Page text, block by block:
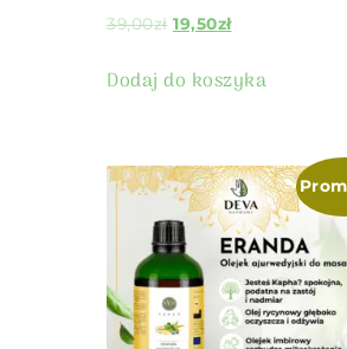
39,00zł 19,50zł
Dodaj do koszyka